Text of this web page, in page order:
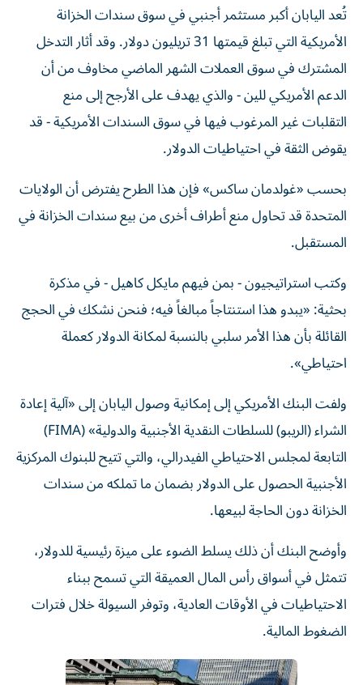
تُعد اليابان أكبر مستثمر أجنبي في سوق سندات الخزانة
الأمريكية التي تبلغ قيمتها 31 تريليون دولار. وقد أثار التدخل
المشترك في سوق العملات الشهر الماضي مخاوف من أن
الدعم الأمريكي للين - والذي يهدف على الأرجح إلى منع
التقلبات غير المرغوب فيها في سوق السندات الأمريكية - قد
يقوض الثقة في احتياطيات الدولار.
بحسب «غولدمان ساكس» فإن هذا الطرح يفترض أن الولايات
المتحدة قد تحاول منع أطراف أخرى من بيع سندات الخزانة في
المستقبل.
وكتب استراتيجيون - بمن فيهم مايكل كاهيل - في مذكرة
بحثية: «يبدو هذا استنتاجاً مبالغاً فيه؛ فنحن نشكك في الحجج
القائلة بأن هذا الأمر سلبي بالنسبة لمكانة الدولار كعملة
احتياطي».
ولفت البنك الأمريكي إلى إمكانية وصول اليابان إلى «آلية إعادة
الشراء (الريبو) للسلطات النقدية الأجنبية والدولية» (FIMA)
التابعة لمجلس الاحتياطي الفيدرالي، والتي تتيح للبنوك المركزية
الأجنبية الحصول على الدولار بضمان ما تملكه من سندات
الخزانة دون الحاجة لبيعها.
وأوضح البنك أن ذلك يسلط الضوء على ميزة رئيسية للدولار،
تتمثل في أسواق رأس المال العميقة التي تسمح ببناء
الاحتياطيات في الأوقات العادية، وتوفر السيولة خلال فترات
الضغوط المالية.